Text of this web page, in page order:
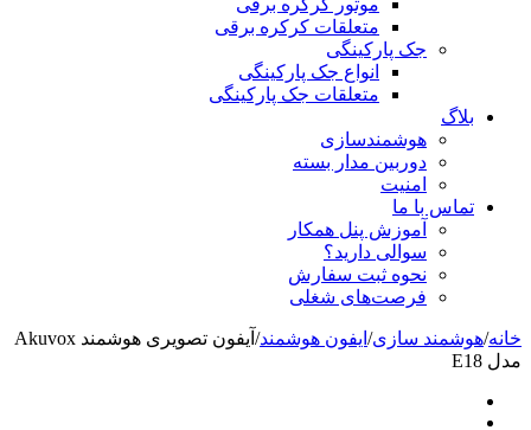
موتور کرکره برقی
متعلقات کرکره برقی
جک پارکینگی
انواع جک پارکینگی
متعلقات جک پارکینگی
بلاگ
هوشمندسازی
دوربین مدار بسته
امنیت
تماس با ما
آموزش پنل همکار
سوالی دارید؟
نحوه ثبت سفارش
فرصت‌های شغلی
خانه/هوشمند سازی/ ایفون هوشمند/
آیفون تصویری هوشمند Akuvox
مدل E18